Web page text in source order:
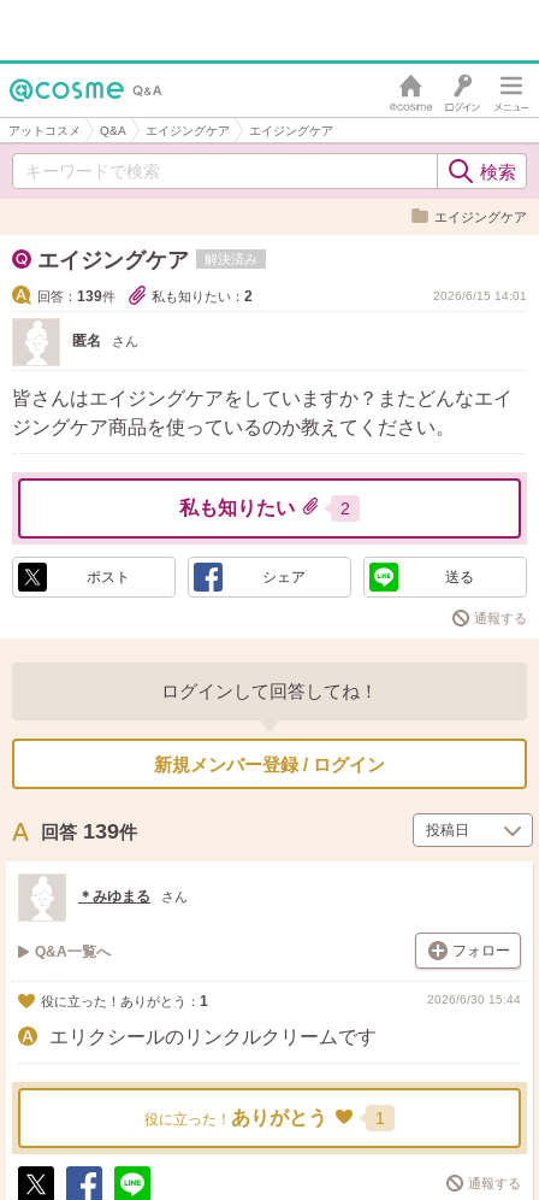
アットコスメ Q&A エイジングケア エイジングケア
エイジングケア
エイジングケア 解決済み
回答： 139件 私も知りたい： 2 2026/6/15 14:01
匿名 さん
皆さんはエイジングケアをしていますか？またどんなエイ
ジングケア商品を使っているのか教えてください。
私も知りたい 2
ポスト シェア 送る
通報する
ログインして回答してね！
新規メンバー登録 / ログイン
回答 139件
＊みゆまる さん
Q&A一覧へ フォロー
役に立った！ありがとう： 1 2026/6/30 15:44
エリクシールのリンクルクリームです
役に立った！ ありがとう 1
通報する